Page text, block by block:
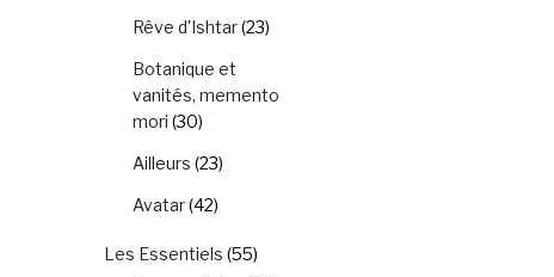
Rêve d'Ishtar(23)
Botanique et
vanités, memento
mori (30)
Ailleurs (23)
Avatar(42)
Les Essentiels (55)